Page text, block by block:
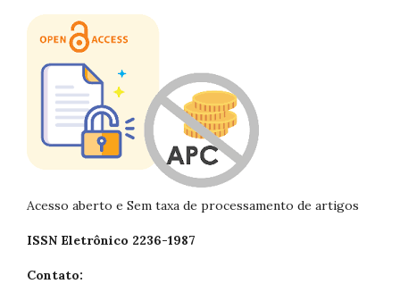
Acesso aberto e Sem taxa de processamento de artigos
ISSN Eletrônico 2236-1987
Contato: